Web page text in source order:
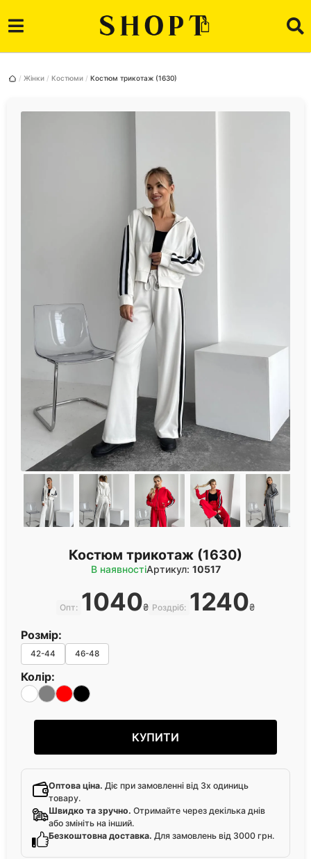
Жінки Костюми Костюм трикотаж (1630)
Костюм трикотаж (1630)
В наявностіАртикул: 10517
Опт: 1040₴ Роздріб: 1240₴
Розмір:
42-44 46-48
Колір:
КУПИТИ
Оптова ціна. Діє при замовленні від 3х одиниць
товару.
Швидко та зручно. Отримайте через декілька днів
або змініть на інший.
Безкоштовна доставка. Для замовлень від 3000 грн.